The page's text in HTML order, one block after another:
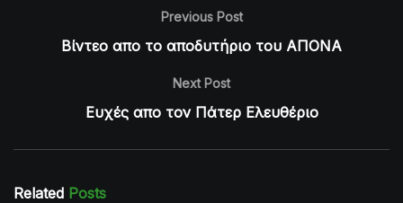
Previous Post
Βίντεο απο το αποδυτήριο του ΑΠΟΝΑ
Next Post
Ευχές απο τον Πάτερ Ελευθέριο
Related Posts